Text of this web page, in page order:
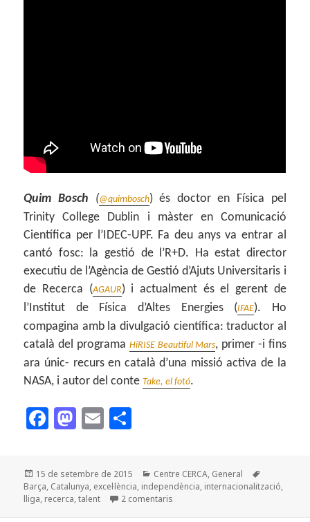
Quim Bosch (@quimbosch) és doctor en Física pel
Trinity College Dublin i màster en Comunicació
Científica per l’IDEC-UPF. Fa deu anys va entrar al
cantó fosc: la gestió de l’R+D. Ha estat director
executiu de l’Agència de Gestió d’Ajuts Universitaris i
de Recerca (AGAUR) i actualment és el gerent de
l’Institut de Física d’Altes Energies (IFAE). Ho
compagina amb la divulgació científica: traductor al
català del programa HiRISE Beautiful Mars, primer -i fins
ara únic- recurs en català d’una missió activa de la
NASA, i autor del conteTake, el fotó.
F
c
e
b
M
to
d
o
E
ai
l p
a
Publicat
el
15 de setembre de 2015 Categories
Centre CERCA, General
Barça, Catalunya, excel·lència, independència, internacionalització,
lliga, recerca,talent 2 comentaris